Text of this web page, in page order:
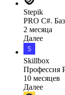
Stepik
PRO C#.
2 месяца
Далее
Skillbox
Профессия
10 месяцев
Далее